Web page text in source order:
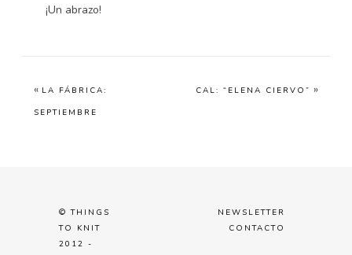
¡Un abrazo!
« LA FÁBRICA:
SEPTIEMBRE
CAL: “ELENA CIERVO” »
© THINGS
TO KNIT
2012 -
NEWSLETTER
CONTACTO